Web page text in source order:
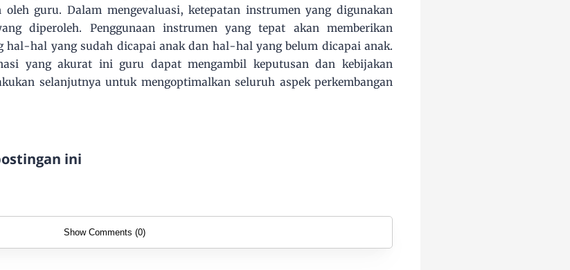
oleh guru. Dalam mengevaluasi, ketepatan instrumen yang digunakan
diperoleh. Penggunaan instrumen yang tepat akan memberikan
hal-hal yang sudah dicapai anak dan hal-hal yang belum dicapai anak.
yang akurat ini guru dapat mengambil keputusan dan kebijakan
selanjutnya untuk mengoptimalkan seluruh aspek perkembangan
ini
Show Comments (0)